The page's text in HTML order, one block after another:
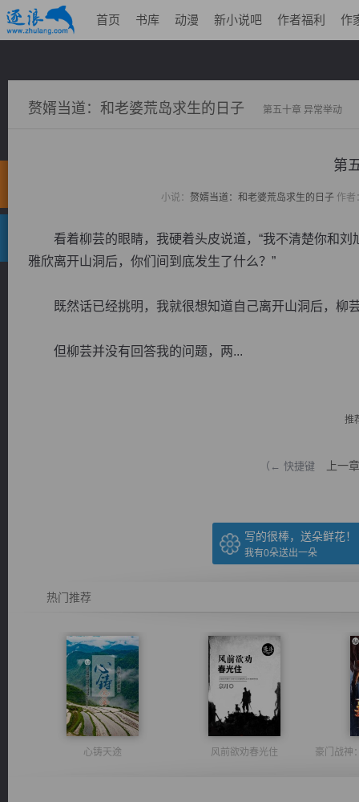
首页 书库 动漫 新小说吧 作者福利 作
赘婿当道：和老婆荒岛求生的日子 第五十章 异常举动
第
小说： 赘婿当道：和老婆荒岛求生的日子作者
看着柳芸的眼睛，我硬着头皮说道，“我不清楚你和刘
雅欣离开山洞后，你们间到底发生了什么？”
既然话已经挑明，我就很想知道自己离开山洞后，柳
但柳芸并没有回答我的问题，两...
推
（← 快捷键 上一章
写的很棒，送朵鲜花！
我有0朵送出一朵
热门推荐
心铸天途 风前欲劝春光住